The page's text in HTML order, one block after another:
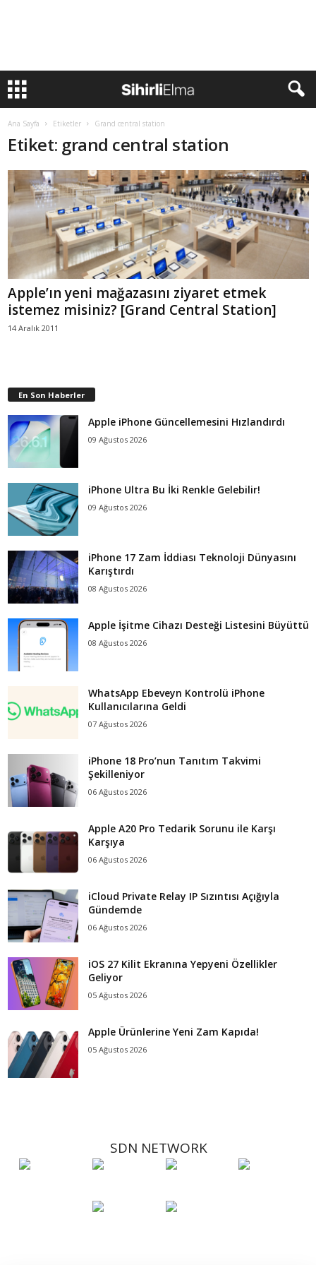
Ana Sayfa Etiketler Grand central station
Etiket: grand central station
Apple’ın yeni mağazasını ziyaret etmek
istemez misiniz? [Grand Central Station]
14 Aralık 2011
En Son Haberler
Apple iPhone Güncellemesini Hızlandırdı
09 Ağustos 2026
iPhone Ultra Bu İki Renkle Gelebilir!
09 Ağustos 2026
iPhone 17 Zam İddiası Teknoloji Dünyasını
Karıştırdı
08 Ağustos 2026
Apple İşitme Cihazı Desteği Listesini Büyüttü
08 Ağustos 2026
WhatsApp Ebeveyn Kontrolü iPhone
Kullanıcılarına Geldi
07 Ağustos 2026
iPhone 18 Pro’nun Tanıtım Takvimi
Şekilleniyor
06 Ağustos 2026
Apple A20 Pro Tedarik Sorunu ile Karşı
Karşıya
06 Ağustos 2026
iCloud Private Relay IP Sızıntısı Açığıyla
Gündemde
06 Ağustos 2026
iOS 27 Kilit Ekranına Yepyeni Özellikler
Geliyor
05 Ağustos 2026
Apple Ürünlerine Yeni Zam Kapıda!
05 Ağustos 2026
SDN NETWORK